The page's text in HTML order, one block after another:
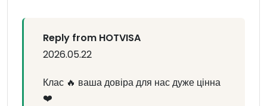
Reply from HOTVISA
2026.05.22
Клас 🔥 ваша довіра для нас дуже цінна
❤️